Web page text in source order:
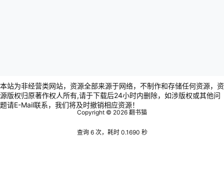
本站为非经营类网站，资源全部来源于网络，不制作和存储任何资源，资
源版权归原著作权人所有,请于下载后24小时内删除，如涉版权或其他问
题请E-Mail联系，我们将及时撤销相应资源！
Copyright © 2026 翻书猫
查询 6 次，耗时 0.1690 秒